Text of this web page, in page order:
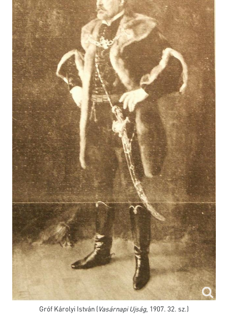
Gróf Károlyi István (Vasárnapi Ujság, 1907. 32. sz.)